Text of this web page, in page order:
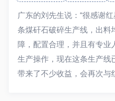
广东的刘先生说：“很感谢
条煤矸石破碎生产线，出料
障，配置合理，并且有专业
生产操作，现在这条生产线
带来了不少收益，会再次与